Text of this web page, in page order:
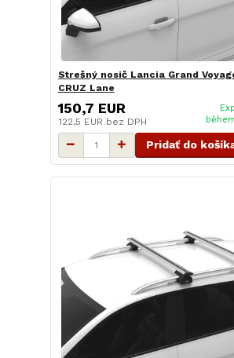
Strešný nosič Lancia Grand
CRUZ Lane
150,7 EUR
122,5 EUR bez DPH
Pridať do